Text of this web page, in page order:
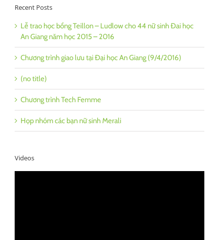
Recent Posts
Lễ trao học bổng Teillon – Ludlow cho 44 nữ sinh Đai học
An Giang năm học 2015 – 2016
Chương trình giao lưu tại Đại học An Giang (9/4/2016)
(no title)
Chương trình Tech Femme
Họp nhóm các bạn nữ sinh Merali
Videos